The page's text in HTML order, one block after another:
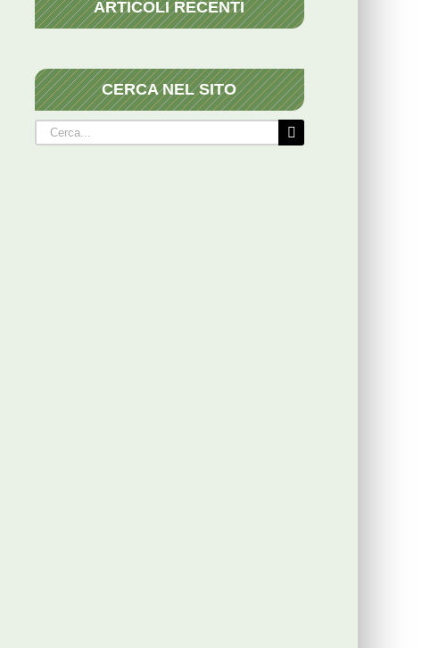
ARTICOLI RECENTI
CERCA NEL SITO
Cerca
per: